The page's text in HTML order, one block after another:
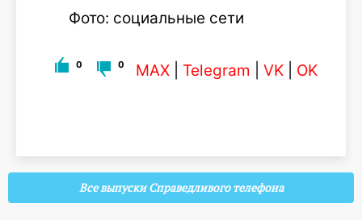
Фото: социальные сети
0 0 MAX Telegram VK OK
Все выпуски Справедливого телефона